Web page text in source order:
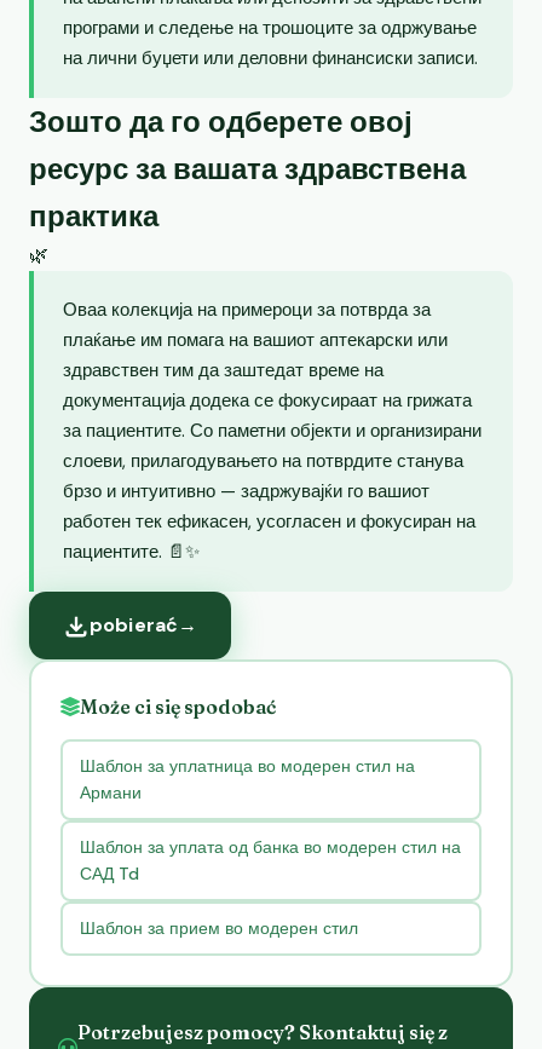
програми и следење на трошоците за одржување
на лични буџети или деловни финансиски записи.
Зошто да го одберете овој
ресурс за вашата здравствена
практика
🌿
Оваа колекција на примероци за потврда за
плаќање им помага на вашиот аптекарски или
здравствен тим да заштедат време на
документација додека се фокусираат на грижата
за пациентите. Со паметни објекти и организирани
слоеви, прилагодувањето на потврдите станува
брзо и интуитивно — задржувајќи го вашиот
работен тек ефикасен, усогласен и фокусиран на
пациентите. 📄✨
pobierać→
Może ci się spodobać
Шаблон за уплатница во модерен стил на
Армани
Шаблон за уплата од банка во модерен стил на
САД Td
Шаблон за прием во модерен стил
Potrzebujesz pomocy? Skontaktuj się z